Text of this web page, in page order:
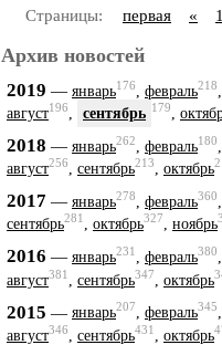
Страницы: первая «
Архив новостей
2019 — январь176 февраль218
август196, сентябрь 179,
2018 — январь262 февраль180
август256, сентябрь213, октябрь
2017 — январь278 февраль360
сентябрь281, октябрь327, ноябрь
2016 — январь231 февраль380
август381 сентябрь347 октябрь
2015 — январь207, февраль345
август346 сентябрь431 октябрь